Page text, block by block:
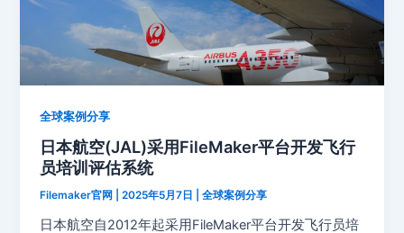
全球案例分享
日本航空(JAL)采用FileMaker平台开发飞行
员培训评估系统
Filemaker官网 |2025年5月7日 |全球案例分享
日本航空自2012年起采用FileMaker平台开发飞行员培